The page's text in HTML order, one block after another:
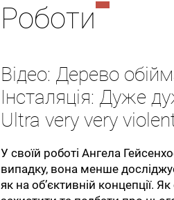
Роботи
Відео: Дерево
Інсталяція: Дуже
Ultra very very
У своїй роботі Ангела
випадку, вона менше
як на об’єктивній концепції.